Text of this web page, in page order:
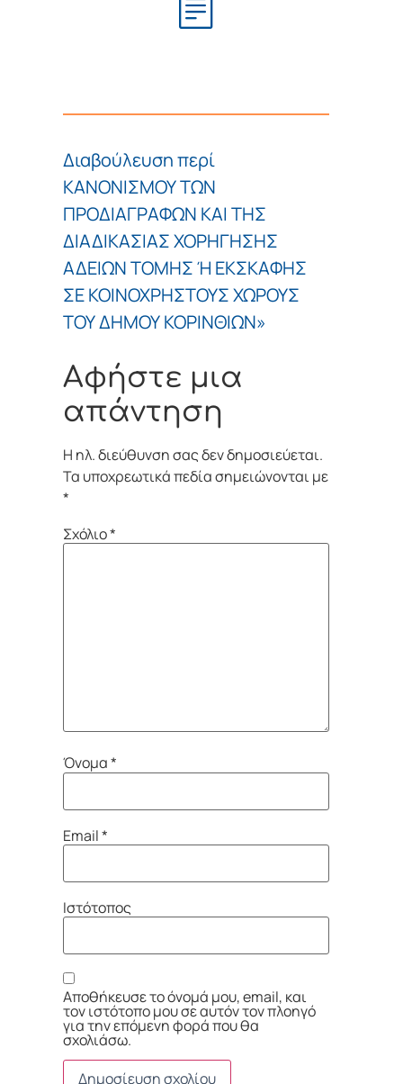
Διαβούλευση περί
ΚΑΝΟΝΙΣΜΟΥ ΤΩΝ
ΠΡΟΔΙΑΓΡΑΦΩΝ ΚΑΙ ΤΗΣ
ΔΙΑΔΙΚΑΣΙΑΣ ΧΟΡΗΓΗΣΗΣ
ΑΔΕΙΩΝ ΤΟΜΗΣ Ή ΕΚΣΚΑΦΗΣ
ΣΕ ΚΟΙΝΟΧΡΗΣΤΟΥΣ ΧΩΡΟΥΣ
ΤΟΥ ΔΗΜΟΥ ΚΟΡΙΝΘΙΩΝ»
Αφήστε μια
απάντηση
Η ηλ. διεύθυνση σας δεν δημοσιεύεται.
Τα υποχρεωτικά πεδία σημειώνονται με
*
Σχόλιο*
Όνομα*
Email*
Ιστότοπος
Αποθήκευσε το όνομά μου, email, και
τον ιστότοπο μου σε αυτόν τον πλοηγό
για την επόμενη φορά που θα
σχολιάσω.